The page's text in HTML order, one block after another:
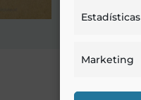
Estadísticas
Marketing